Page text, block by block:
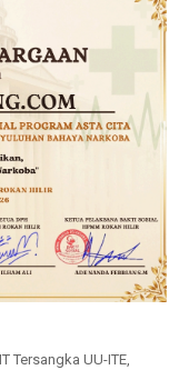
Tersangka UU-ITE,